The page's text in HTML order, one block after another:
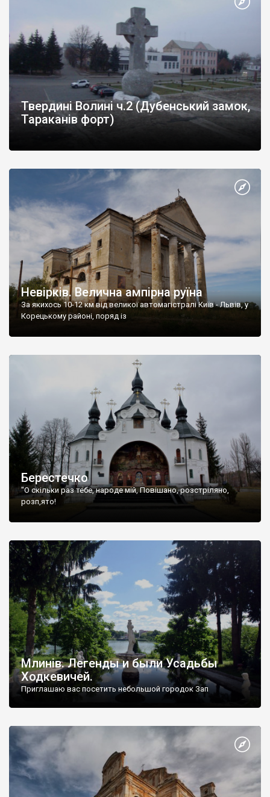
Твердині Волині ч.2 (Дубенський замок,
Тараканів форт)
Невірків. Велична ампірна руїна
За якихось 10-12 км від великої автомагістралі Київ - Львів, у
Корецькому районі, поряд із
Берестечко
"О скільки раз тебе, народе мій, Повішано, розстріляно,
розп,ято!
Млинів. Легенды и были Усадьбы
Ходкевичей.
Приглашаю вас посетить небольшой городок Зап